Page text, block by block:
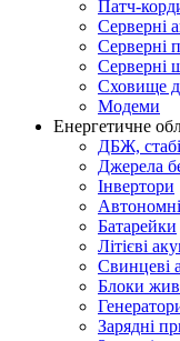
Патч-
Серверні
Серверні
Серверні
Сховище
Модеми
Енергетичне
ДБЖ,
Джерела
Інвертори
Батарейки
Літієві
Свинцеві
Блоки
Зарядні